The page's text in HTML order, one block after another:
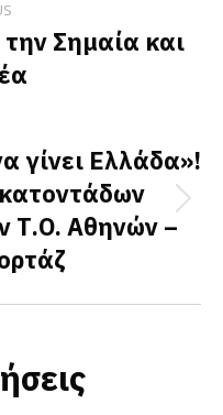
Σημαία και
γίνει Ελλάδα»!
Τ.Ο. Αθηνών –